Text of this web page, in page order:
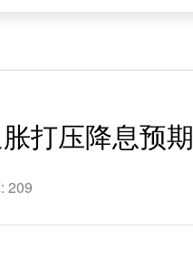
打压降息预期
209